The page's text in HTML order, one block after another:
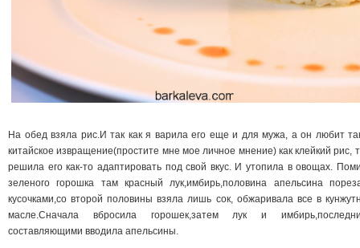
На обед взяла рис.И так как я варила его еще и для мужа, а он любит
китайское извращение(простите мне мое личное мнение) как клейкий рис,
решила его как-то адаптировать под свой вкус. И утопила в овощах.
зеленого горошка там красный лук,имбирь,половина апельсина
кусочками,со второй половины взяла лишь сок, обжаривала все в
масле.Сначала вбросила горошек,затем лук и
составляющими вводила апельсины.